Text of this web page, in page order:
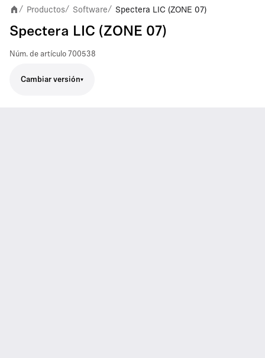
/ Productos/ Software/ Spectera LIC (ZONE 07)
Spectera LIC (ZONE 07)
Núm. de artículo 700538
Cambiar versión